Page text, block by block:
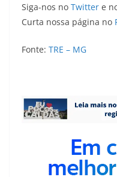
Siga-nos no Twitter e
Curta nossa página no
Fonte: TRE – MG